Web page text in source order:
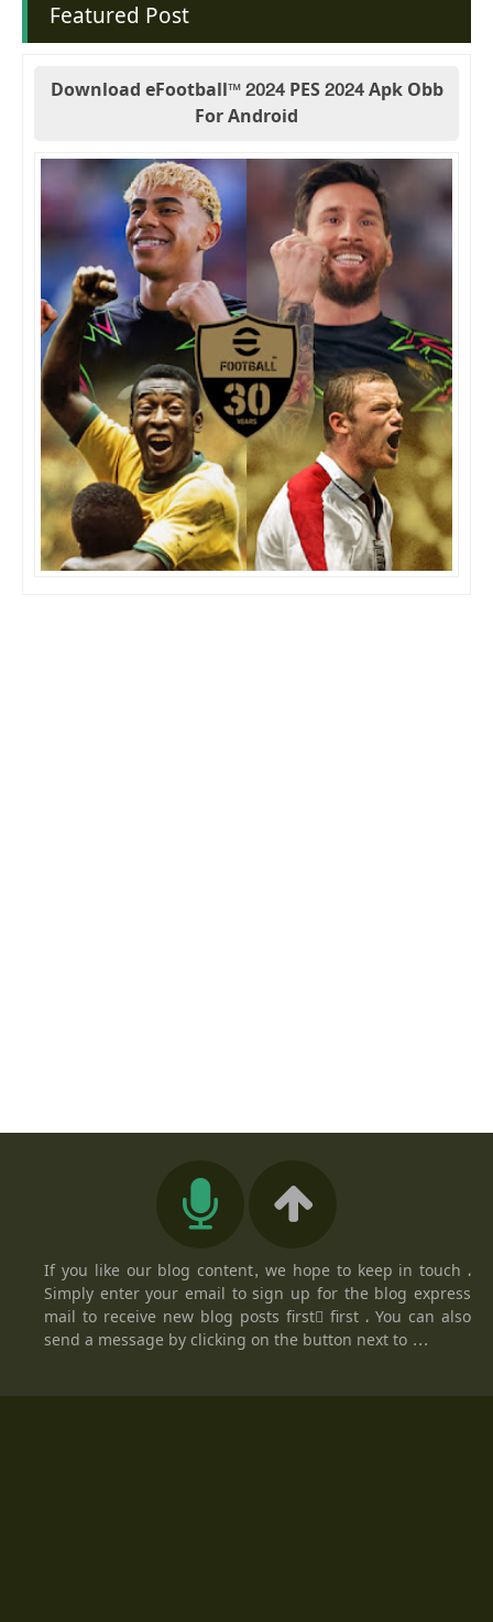
Featured Post
Download eFootball™ 2024 PES 2024 Apk Obb
For Android
If you like our blog content, we hope to keep in touch ،
Simply enter your email to sign up for the blog express
mail to receive new blog posts firstً first ، You can also
send a message by clicking on the button next to ...